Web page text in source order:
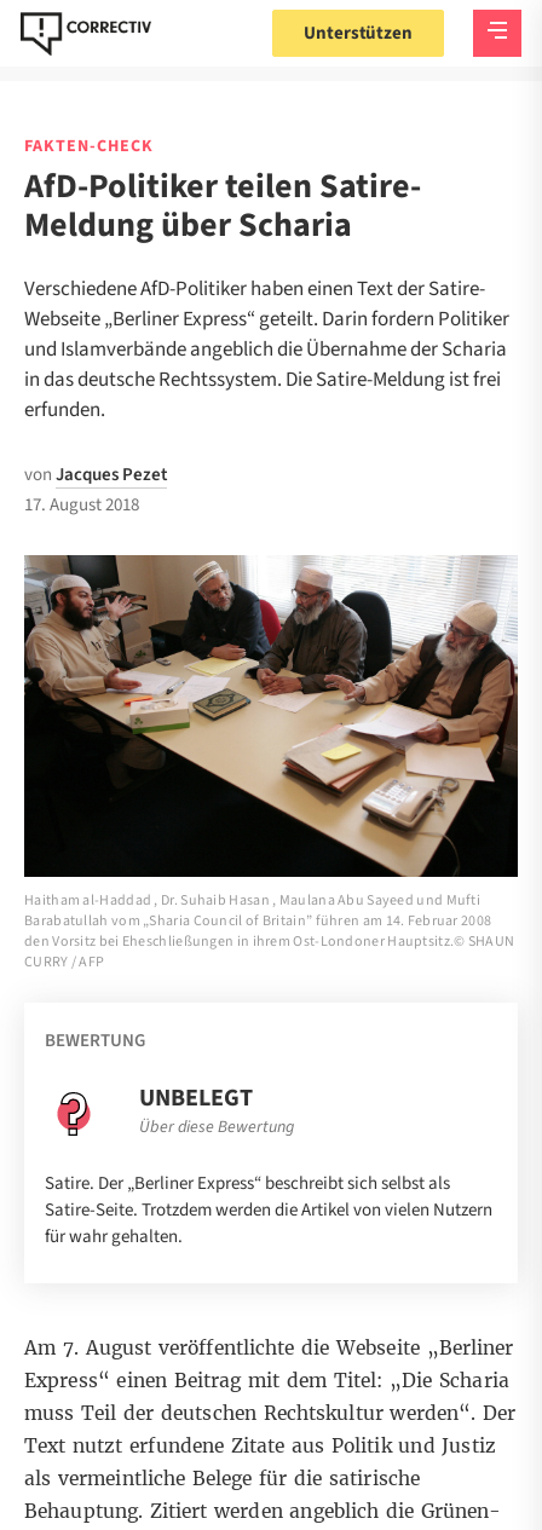
Unterstützen
FAKTEN-CHECK
AfD-Politiker teilen Satire-
Meldung über Scharia
Verschiedene AfD-Politiker haben einen Text der Satire-
Webseite „Berliner Express“ geteilt. Darin fordern Politiker
und Islamverbände angeblich die Übernahme der Scharia
in das deutsche Rechtssystem. Die Satire-Meldung ist frei
erfunden.
vonJacques Pezet
17. August 2018
Haitham al-Haddad , Dr. Suhaib Hasan , Maulana Abu Sayeed und Mufti
Barabatullah vom „Sharia Council of Britain” führen am 14. Februar 2008
den Vorsitz bei Eheschließungen in ihrem Ost-Londoner Hauptsitz.© SHAUN
CURRY / AFP
BEWERTUNG
UNBELEGT
Über diese Bewertung
Satire. Der „Berliner Express“ beschreibt sich selbst als
Satire-Seite. Trotzdem werden die Artikel von vielen Nutzern
für wahr gehalten.
Am 7. August veröffentlichte die Webseite „Berliner
Express“einen Beitragmit dem Titel: „Die Scharia
muss Teil der deutschen Rechtskultur werden“. Der
Text nutzt erfundene Zitate aus Politik und Justiz
als vermeintliche Belege für die satirische
Behauptung. Zitiert werden angeblich die Grünen-